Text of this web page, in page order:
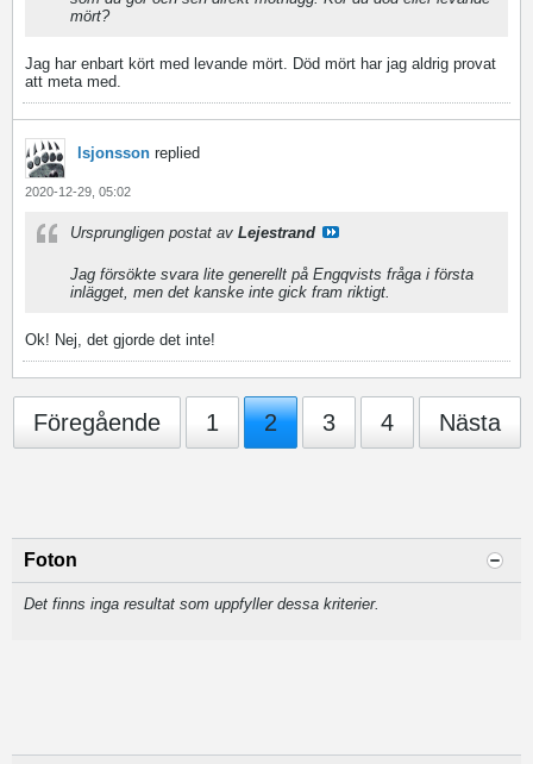
mört?
Jag har enbart kört med levande mört. Död mört har jag aldrig provat
att meta med.
lsjonsson replied
2020-12-29, 05:02
Ursprungligen postat av Lejestrand
Jag försökte svara lite generellt på Engqvists fråga i första
inlägget, men det kanske inte gick fram riktigt.
Ok! Nej, det gjorde det inte!
Föregående 1 2 3 4 Nästa
Foton
Det finns inga resultat som uppfyller dessa kriterier.